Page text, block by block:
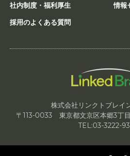
社内制度・福利厚生
採用のよくある質問
情報
株式会社リンクトブレ
〒113-0033 東京都文京区本郷3丁
TEL:03-3222-